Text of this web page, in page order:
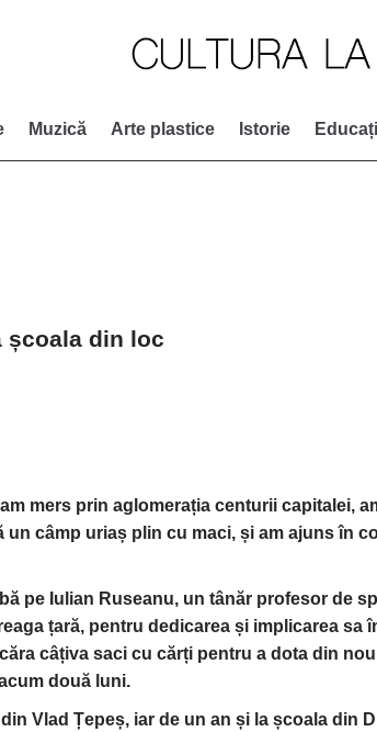
Muzică Arte plastice Istorie
școala din loc
mers prin aglomerația centurii capitalei,
câmp uriaș plin cu maci, și am ajuns în
pe Iulian Ruseanu, un tânăr profesor de
țară, pentru dedicarea și implicarea sa
câțiva saci cu cărți pentru a dota din
două luni.
Vlad Țepeș, iar de un an și la școala din